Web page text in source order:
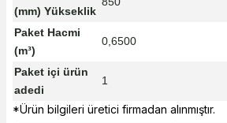
(mm) Yükseklik
Paket Hacmi
(m³)
0,6500
Paket içi ürün
adedi
1
*Ürün bilgileri üretici firmadan alınmıştır.